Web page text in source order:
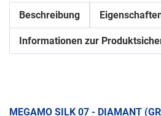
Beschreibung
Informationen zur
MEGAMO SILK 07 - DIAMANT